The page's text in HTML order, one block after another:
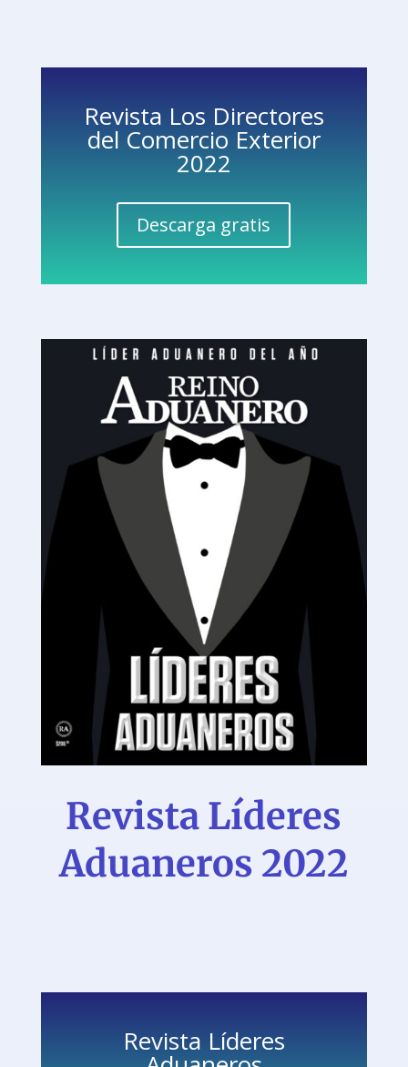
Revista Los Directores
del Comercio Exterior
2022
Descarga gratis
Revista Líderes
Aduaneros 2022
Revista Líderes